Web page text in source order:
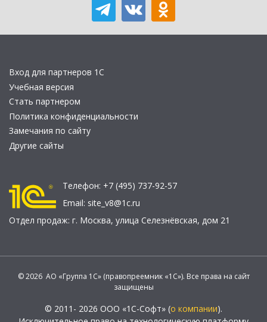
Вход для партнеров 1С
Учебная версия
Стать партнером
Политика конфиденциальности
Замечания по сайту
Другие сайты
Телефон: +7 (495) 737-92-57
Email: site_v8@1c.ru
Отдел продаж: г. Москва, улица Селезнёвская, дом 21
© 2026 АО «Группа 1С» (правопреемник «1С»). Все права на сайт
защищены
© 2011- 2026 ООО «1С-Софт» (о компании).